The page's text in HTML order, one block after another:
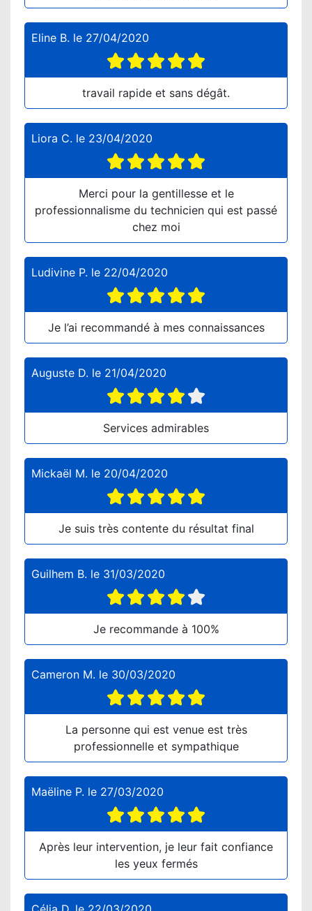
Eline B. le 27/04/2020
travail rapide et sans dégât.
Liora C. le 23/04/2020
Merci pour la gentillesse et le
professionnalisme du technicien qui est passé
chez moi
Ludivine P. le 22/04/2020
Je l’ai recommandé à mes connaissances
Auguste D. le 21/04/2020
Services admirables
Mickaël M. le 20/04/2020
Je suis très contente du résultat final
Guilhem B. le 31/03/2020
Je recommande à 100%
Cameron M. le 30/03/2020
La personne qui est venue est très
professionnelle et sympathique
Maëline P. le 27/03/2020
Après leur intervention, je leur fait confiance
les yeux fermés